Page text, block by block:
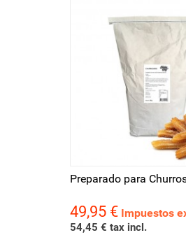
Preparado para
Precio
49,95 € Impuestos
54,45 € tax incl.